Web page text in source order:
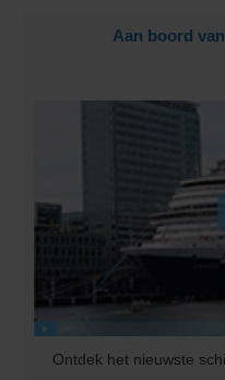
Aan boord
Ontdek het nieuwste